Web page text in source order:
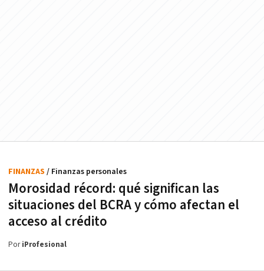
Morosidad récord: qué significan las
situaciones del BCRA y cómo afectan el
acceso al crédito
FINANZAS / Finanzas personales
PoriProfesional